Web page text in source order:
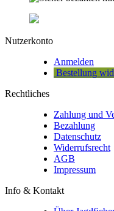
Nutzerkonto
Anmelden
Bestellung
Rechtliches
Zahlung und
Bezahlung
Datenschutz
Widerrufsrecht
AGB
Impressum
Info & Kontakt